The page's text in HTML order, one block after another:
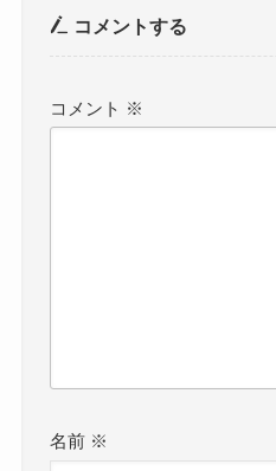
コメントする
コメント ※
名前 ※